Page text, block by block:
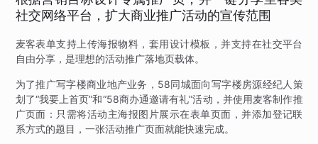
社交网络平台，扩大商业推广活动的宣传范围
麦客表单支持上传海报物料，套用设计模板，并支持在社交平台
自由分享，是理想的活动推广落地页载体。
为了推广写字楼商业地产业务，58同城面向写字楼房源经纪人策
划了“我要上首页”和“58商办通邀请有礼”活动，并使用麦客制作推
广页面：只需将活动主海报图片展示在表单页面，并添加登记联
系方式的题目，一张活动推广页面就能快速完成。